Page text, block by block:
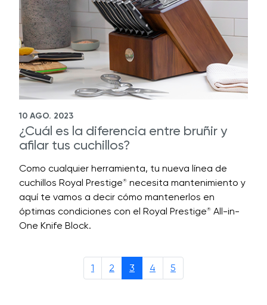
10 AGO. 2023
¿Cuál es la diferencia entre bruñir y
afilar tus cuchillos?
Como cualquier herramienta, tu nueva línea de
cuchillos Royal Prestige® necesita mantenimiento y
aquí te vamos a decir cómo mantenerlos en
óptimas condiciones con el Royal Prestige® All-in-
One Knife Block.
1 2 3 4 5